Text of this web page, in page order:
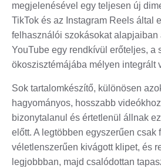
megjelenésével egy teljesen új
TikTok és az Instagram Reels által
felhasználói szokásokat alapjaiban
YouTube egy rendkívül erőteljes, a
ökoszisztémájába mélyen integrált
Sok tartalomkészítő, különösen
hagyományos, hosszabb
bizonytalanul és értetlenül állnak
előtt. A legtöbben egyszerűen csak
véletlenszerűen kivágott klipet, és
legjobbban, majd csalódottan